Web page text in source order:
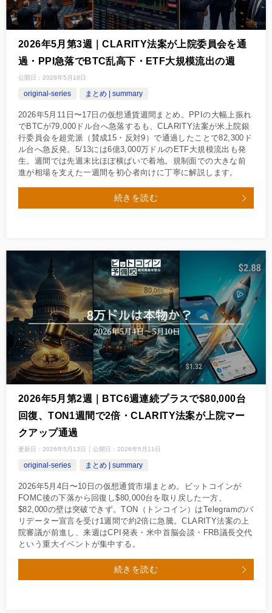
2026年5月第3週｜CLARITY法案が上院委員会を通
過・PPI急落でBTC乱高下・ETF大規模流出の週
公開日： 2026年5月18日
original-series まとめ | summary
2026年5月11日〜17日の仮想通貨週間まとめ。PPIの大幅上振れ
でBTCが79,000ドル台へ急落するも、CLARITY法案が米上院銀
行委員会を超党派（賛成15・反対9）で通過したことで82,300ド
ル台へ急反発。5/13には6億3,000万ドルのETF大規模流出も発
生。週間では先週末比ほぼ横ばいで着地。規制面での大きな前
進が相場を支えた一週間を初心者向けに丁寧に解説します。
続きを読む
2026年5月第2週｜BTC6週連続プラスで$80,000台
回復、TON1週間で2倍・CLARITY法案が上院マー
クアップ通過
更新日： 2026年5月13日 公開日： 2026年5月11日
original-series まとめ | summary
2026年5月4日〜10日の仮想通貨市場まとめ。ビットコインが
FOMC後の下落から回復し$80,000台を取り戻した一方、
$82,000の壁は突破できず。TON（トンコイン）はTelegramのバ
リデーター宣言を受け1週間で約2倍に急騰。CLARITY法案の上
院審議が前進し、来週はCPI発表・米中首脳会談・FRB議長交代
という重大イベントが集中する。
続きを読む